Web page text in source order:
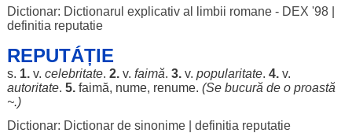
Dictionar: Dictionarul explicativ al limbii romane - DEX '98|
definitia reputatie
REPUTÁȚIE
s. 1.v. celebritate. 2.v. faimă. 3.v. popularitate. 4.v.
autoritate. 5. faimă, nume, renume. (Se bucură de o proastă
~.)
Dictionar: Dictionar de sinonime| definitia reputatie